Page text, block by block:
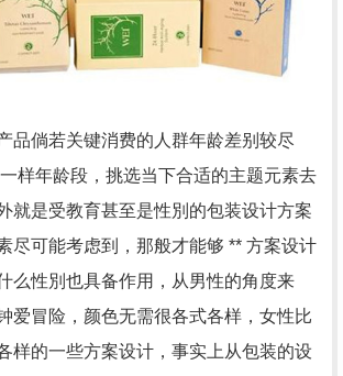
倘若关键消费的人群年龄差别较尽
样年龄段，挑选当下合适的主题元素去
就是受教育甚至是性別的包装设计方案
尽可能考虑到，那般才能够 ** 方案设计
么性別也具备作用，从男性的角度来
爱冒险，颜色无需很各式各样，女性比
样的一些方案设计，事实上从包装的设